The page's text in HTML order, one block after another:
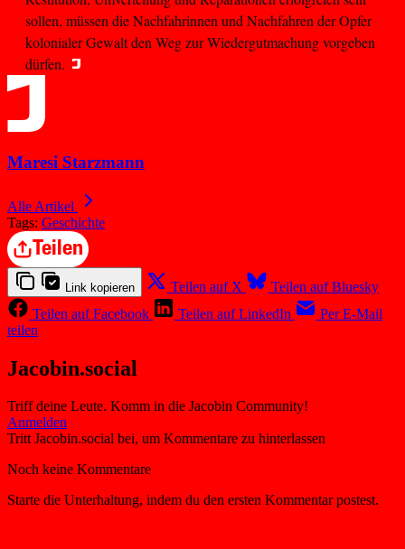
sollen, müssen die Nachfahrinnen und Nachfahren der Opfer
kolonialer Gewalt den Weg zur Wiedergutmachung vorgeben
dürfen.
Maresi Starzmann
Alle Artikel
Tags: Geschichte
Teilen
Link kopieren Teilen auf X
Teilen auf Bluesky
Teilen auf Facebook
Teilen auf LinkedIn
Per E-Mail
teilen
Jacobin.social
Triff deine Leute. Komm in die Jacobin Community!